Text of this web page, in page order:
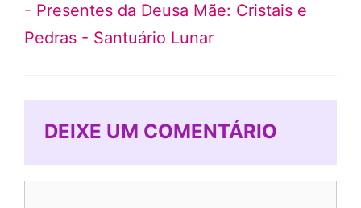
- Presentes da Deusa Mãe: Cristais e
Pedras - Santuário Lunar
DEIXE UM COMENTÁRIO